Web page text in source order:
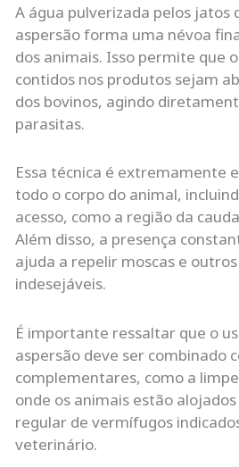
A água pulverizada pelos jatos
aspersão forma uma névoa
dos animais. Isso permite que
contidos nos produtos sejam
dos bovinos, agindo
parasitas.
Essa técnica é extremamente
todo o corpo do animal,
acesso, como a região da
Além disso, a presença
ajuda a repelir moscas e
indesejáveis.
É importante ressaltar que o
aspersão deve ser combinado
complementares, como a
onde os animais estão
regular de vermífugos
veterinário.